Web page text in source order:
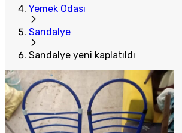
Yemek Odası
Sandalye
Sandalye yeni kaplatıldı